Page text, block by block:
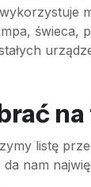
świeca,
listę
nam